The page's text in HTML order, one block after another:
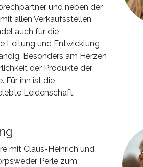
und neben der
allen Verkaufsstellen
auch für die
Leitung und Entwicklung
Besonders am Herzen
der Produkte der
Für ihn ist die
Leidenschaft.
mit Claus-Heinrich und
Perle zum